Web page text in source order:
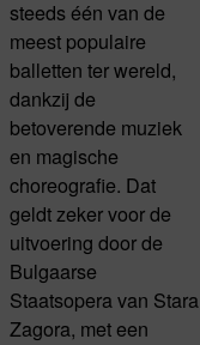
steeds één van de
meest populaire
balletten ter wereld,
dankzij de
betoverende muziek
en magische
choreografie. Dat
geldt zeker voor de
uitvoering door de
Bulgaarse
Staatsopera van Stara
Zagora, met een